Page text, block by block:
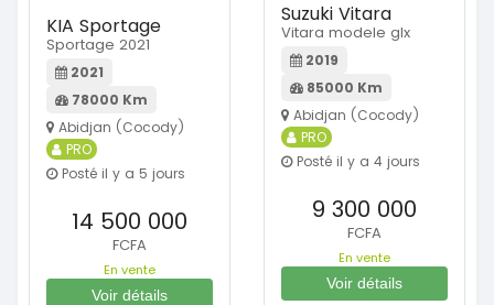
KIA Sportage
Sportage 2021
2021
78000 Km
Abidjan (Cocody)
PRO
Posté il y a 5 jours
14 500 000
FCFA
En vente
Voir détails
Suzuki Vitara
Vitara modele glx
2019
85000 Km
Abidjan (Cocody)
PRO
Posté il y a 4 jours
9 300 000
FCFA
En vente
Voir détails